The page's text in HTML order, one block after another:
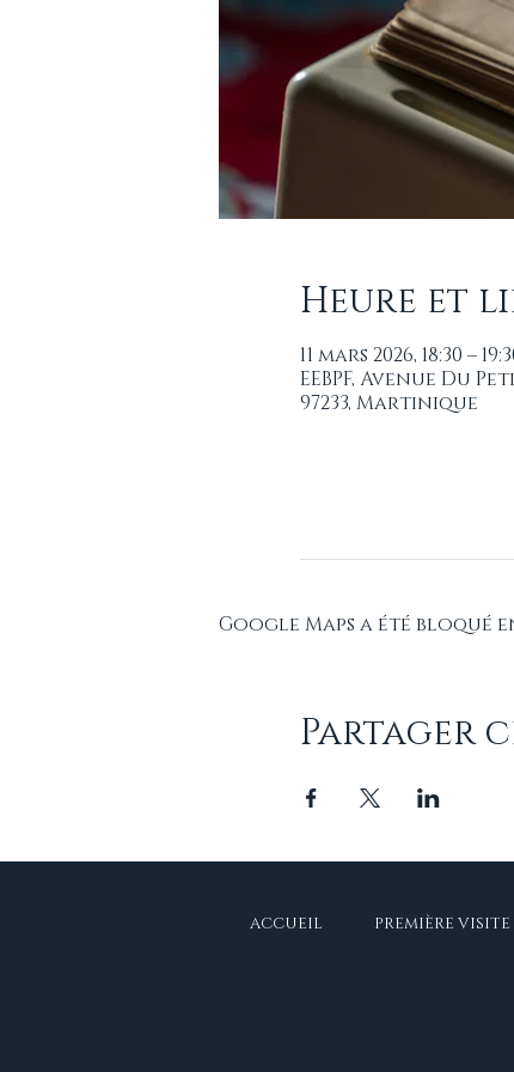
Heure et
11 mars 2026, 18:30 –
EEBPF, Avenue Du
97233, Martinique
Google Maps a été bloqué
Partager
ACCUEIL PREMIÈRE VISITE